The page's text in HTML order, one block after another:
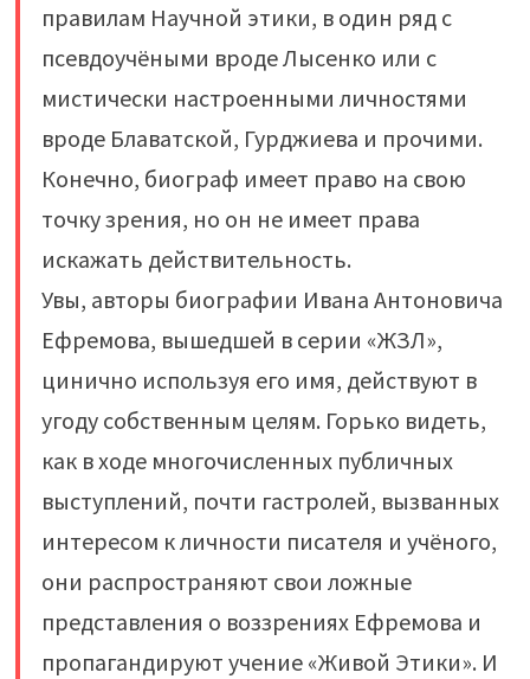
правилам Научной этики, в один ряд с
псевдоучёными вроде Лысенко или с
мистически настроенными личностями
вроде Блаватской, Гурджиева и прочими.
Конечно, биограф имеет право на свою
точку зрения, но он не имеет права
искажать действительность.
Увы, авторы биографии Ивана Антоновича
Ефремова, вышедшей в серии «ЖЗЛ»,
цинично используя его имя, действуют в
угоду собственным целям. Горько видеть,
как в ходе многочисленных публичных
выступлений, почти гастролей, вызванных
интересом к личности писателя и учёного,
они распространяют свои ложные
представления о воззрениях Ефремова и
пропагандируют учение «Живой Этики». И